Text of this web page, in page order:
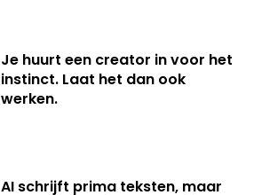
Je huurt een creator in voor het
instinct. Laat het dan ook
werken.
AI schrijft prima teksten, maar